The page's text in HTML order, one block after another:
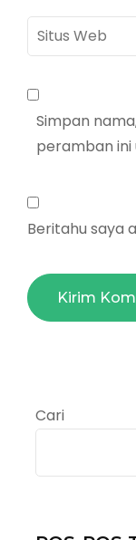
Situs
Web
Simpan
peramban
Beritahu saya
Cari